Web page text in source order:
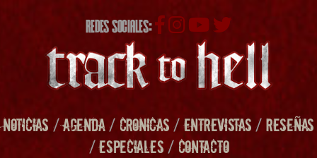
REDES SOCIALES:
NOTICIAS /AGENDA/ CRONICAS/ENTREVISTAS/RESEÑAS
/ESPECIALES/ CONTACTO